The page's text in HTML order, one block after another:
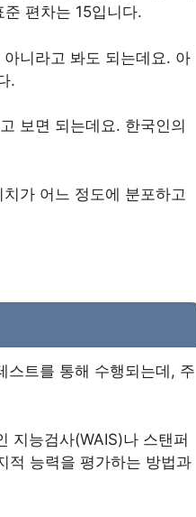
편차는 15입니다.
니라고 봐도 되는데요. 아
.
보면 되는데요. 한국인의
가 어느 정도에 분포하고
스트를 통해 수행되는데, 주
지능검사(WAIS)나 스탠퍼
적 능력을 평가하는 방법과